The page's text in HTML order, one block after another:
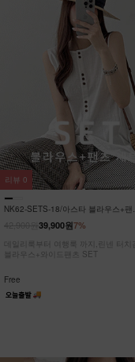
NK62-SETS-18/아스타 블라우스+팬
7%
39,900원
데일리룩부터 여행룩 까지,린넨 터치
블라우스+와이드팬츠 SET
Free
리뷰 0